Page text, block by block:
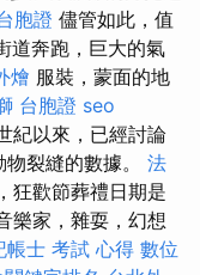
胞證 儘管如此，值
道奔跑，巨大的氣
燴 服裝，蒙面的地
台胞證 seo
紀以來，已經討論
裂縫的數據。 法
狂歡節葬禮日期是
樂家，雜耍，幻想
帳士 考試 心得 數位